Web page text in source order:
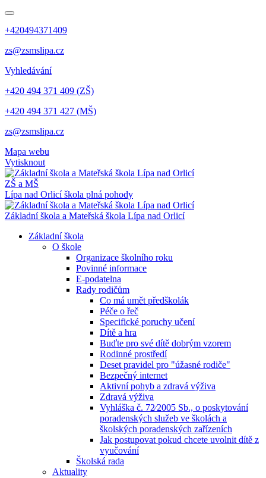
+420494371409
zs@zsmslipa.cz
Vyhledávání
+420 494 371 409 (ZŠ)
+420 494 371 427 (MŠ)
zs@zsmslipa.cz
Mapa webu
Vytisknout
ZŠ a MŠ
Lípa nad Orlicíškola plná pohody
Základní škola a Mateřská škola Lípa nad Orlicí
Základní škola
O škole
Organizace školního roku
Povinné informace
E-podatelna
Rady rodičům
Co má umět předškolák
Péče o řeč
Specifické poruchy učení
Dítě a hra
Buďte pro své dítě dobrým vzorem
Rodinné prostředí
Deset pravidel pro "úžasné rodiče"
Bezpečný internet
Aktivní pohyb a zdravá výživa
Zdravá výživa
Vyhláška č. 72⁄2005 Sb., o poskytování
poradenských služeb ve školách a
školských poradenských zařízeních
Jak postupovat pokud chcete uvolnit dítě z
vyučování
Školská rada
Aktuality